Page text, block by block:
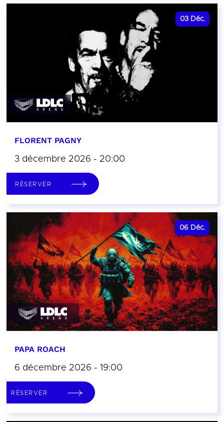
03 Déc.
FLORENT PAGNY
3 décembre 2026 - 20:00
RÉSERVER
06 Déc.
PAPA ROACH
6 décembre 2026 - 19:00
RÉSERVER